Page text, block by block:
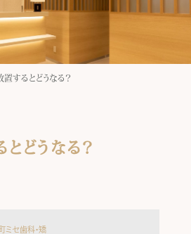
するとどうなる？
どうなる？
ミセ歯科・矯